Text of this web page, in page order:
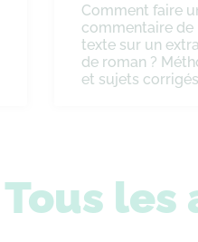
Comment faire
commentaire de
texte sur un
de roman ?
et sujets corrigés
Tous